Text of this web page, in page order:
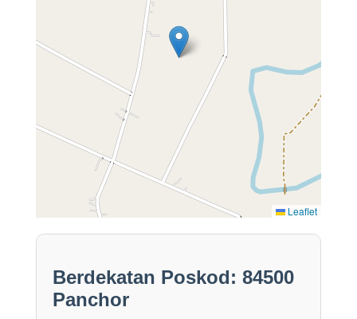
Leaflet
Berdekatan Poskod: 84500
Panchor